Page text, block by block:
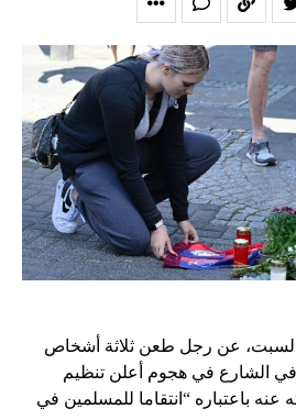
السبت، عن رجل طعن ثلاثة أشخاص
الشارع في هجوم أعلن تنظيم
عنه باعتباره “انتقاما للمسلمين في